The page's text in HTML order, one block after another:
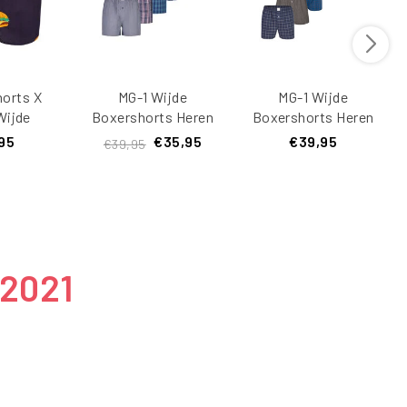
X
Met
MG-1 Wijde
Boxershorts Heren
6-Pack Multipack
€39,95 €35,95
MG-1 Wijde
Boxershorts Heren
6-Pack Multipack
€39,95